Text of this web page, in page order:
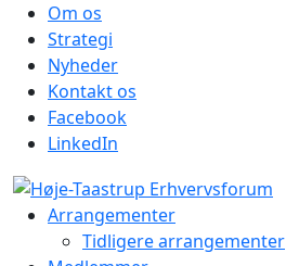
Om os
Strategi
Nyheder
Kontakt os
Facebook
LinkedIn
Arrangementer
Tidligere arrangementer